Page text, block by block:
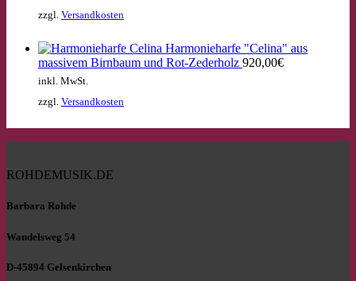
zzgl. Versandkosten
Harmonieharfe "Celina" aus
massivem Birnbaum und Rot-Zederholz 920,00€
inkl. MwSt.
zzgl. Versandkosten
ROHDEMUSIK.DE
Barbara Rohde
Wandelsweg 54
D-45894 Gelsenkirchen